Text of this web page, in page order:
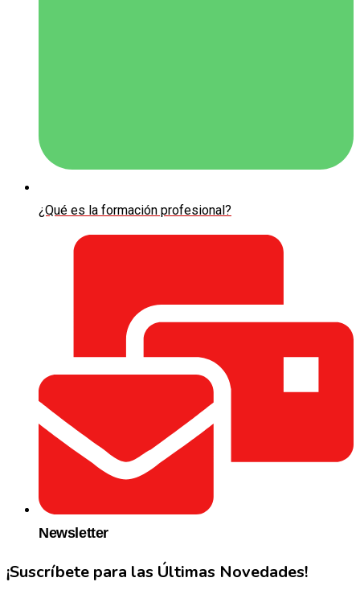
¿Qué es la formación profesional?
Newsletter
¡Suscríbete para las Últimas Novedades!